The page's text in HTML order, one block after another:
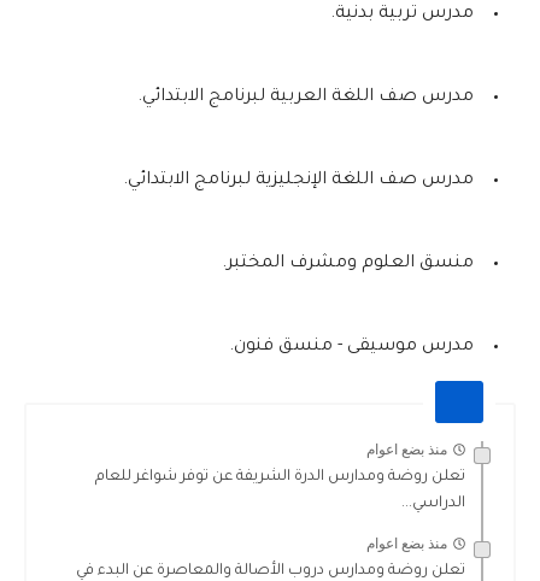
مدرس تربية بدنية.
مدرس صف اللغة العربية لبرنامج الابتدائي.
مدرس صف اللغة الإنجليزية لبرنامج الابتدائي.
منسق العلوم ومشرف المختبر.
مدرس موسيقى - منسق فنون.
منذ بضع اعوام
تعلن روضة ومدارس الدرة الشريفة عن توفر شواغر للعام
الدراسي...
منذ بضع اعوام
تعلن روضة ومدارس دروب الأصالة والمعاصرة عن البدء في